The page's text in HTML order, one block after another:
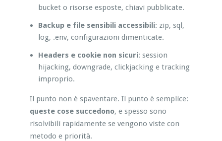
bucket o risorse esposte, chiavi pubblicate.
Backup e file sensibili accessibili: zip, sql,
log, .env, configurazioni dimenticate.
Headers e cookie non sicuri: session
hijacking, downgrade, clickjacking e tracking
improprio.
Il punto non è spaventare. Il punto è semplice:
queste cose succedono, e spesso sono
risolvibili rapidamente se vengono viste con
metodo e priorità.